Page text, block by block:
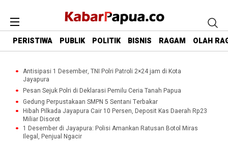
PERISTIWA PUBLIK POLITIK BISNIS RAGAM OLAH
Antisipasi 1 Desember, TNI Polri Patroli 2×24 jam di Kota
Jayapura
Pesan Sejuk Polri di Deklarasi Pemilu Ceria Tanah Papua
Gedung Perpustakaan SMPN 5 Sentani Terbakar
Hibah Pilkada Jayapura Cair 10 Persen, Deposit Kas Daerah Rp23
Miliar Disorot
1 Desember di Jayapura: Polisi Amankan Ratusan Botol Miras
Ilegal, Penjual Ngacir